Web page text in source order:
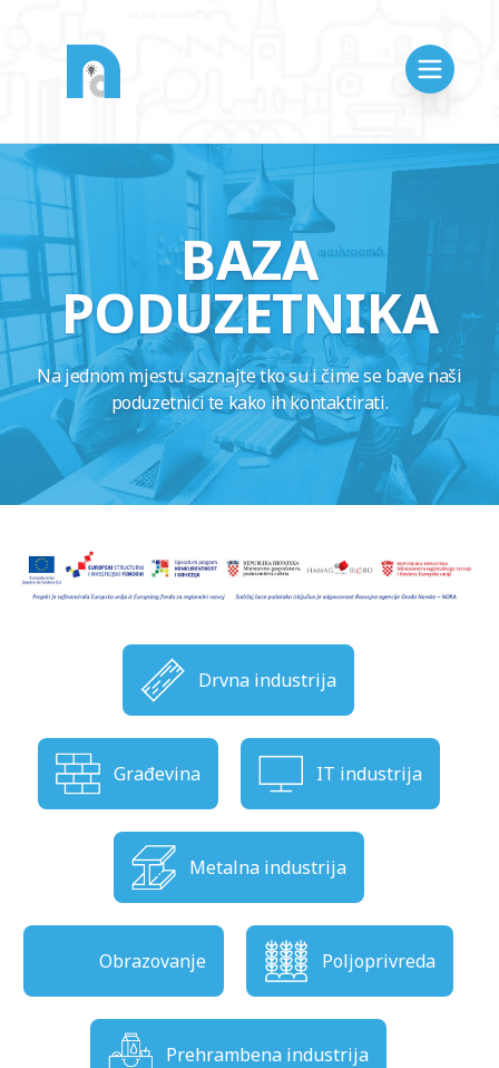
BAZA
PODUZETNIKA
Na jednom mjestu saznajte tko su i čime se bave naši
poduzetnici te kako ih kontaktirati.
Drvna industrija
Građevina IT industrija
Metalna industrija
Obrazovanje Poljoprivreda
Prehrambena industrija